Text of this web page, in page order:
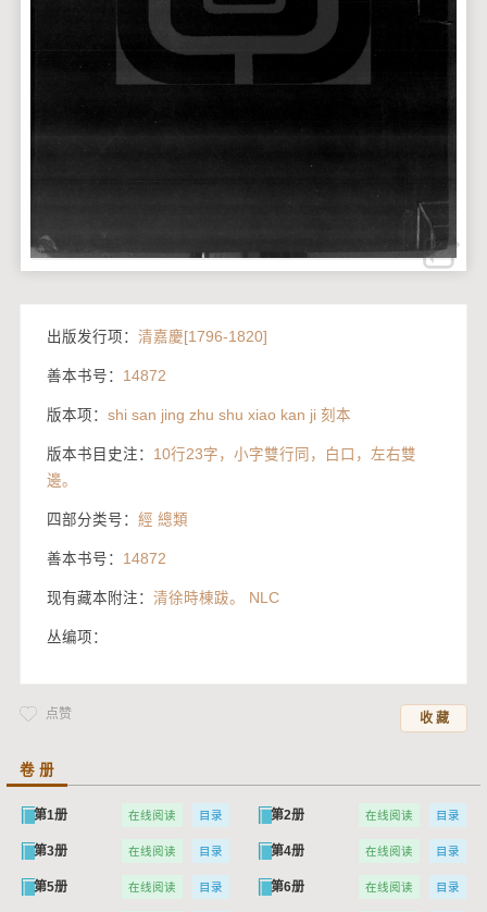
出版发行项： 清嘉慶[1796-1820]
善本书号： 14872
版本项： shi san jing zhu shu xiao kan ji 刻本
版本书目史注： 10行23字，小字雙行同，白口，左右雙
邊。
四部分类号： 經 總類
善本书号： 14872
现有藏本附注： 清徐時棟跋。 NLC
丛编项：
收 藏
点赞
卷 册
第1册 在线阅读 目录 第2册 在线阅读 目录
第3册 在线阅读 目录 第4册 在线阅读 目录
第5册 在线阅读 目录 第6册 在线阅读 目录